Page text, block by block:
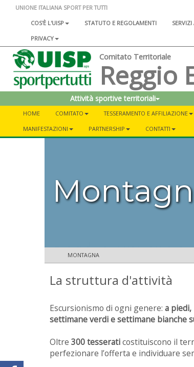
UNIONE ITALIANA SPORT PER TUTTI
COS'È L'UISP
STATUTO E REGOLAMENTI
PRIVACY
Comitato Territoriale
Reggio
Attività sportive territoriali
HOME COMITATO TESSERAMENTO E AFFILIAZIONE
MANIFESTAZIONI
PARTNERSHIP CONTATTI
MONTAGNA
La struttura d'attività
Escursionismo di ogni genere: a
settimane verdi e settimane bianche
Oltre 300 tesseraticostituiscono il
perfezionare l’offerta e individuare